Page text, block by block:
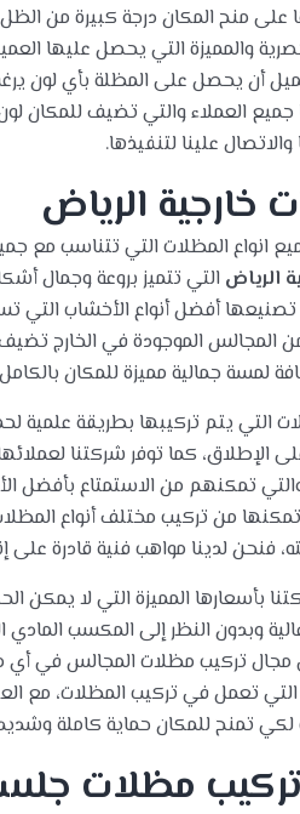
على منح المكان درجة كبيرة من
والمميزة التي يحصل عليها
أن يحصل على المظلة بأي لون
جميع العملاء والتي تضيف للمكان
علينا لتنفيذها.
الرياض
انواع المظلات التي تتناسب مع
الرياض التي تتميز بروعة وجمال
أفضل أنواع الأخشاب
من المجالس الموجودة في الخارج
لمسة جمالية مميزة للمكان
التي يتم تركيبها بطريقة علمية
الإطلاق، كما توفر شركتنا
تمكنهم من الاستمتاع بأفضل
تمكنها من تركيب مختلف أنواع
لدينا مواهب فنية قادرة على
بأسعارها المميزة التي لا
وبدون النظر إلى المكسب
تركيب مظلات المجالس في أي
تعمل في تركيب المظلات، مع
تمنح للمكان حماية كاملة
مظلات